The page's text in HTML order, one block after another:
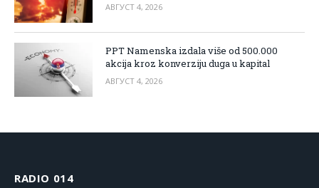
АВГУСТ 4, 2026
PPT Namenska izdala više od 500.000
akcija kroz konverziju duga u kapital
АВГУСТ 4, 2026
RADIO 014